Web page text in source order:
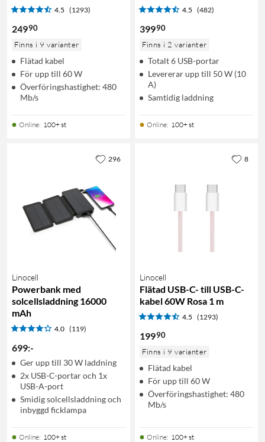
4.5 (1293)
24990
Finns i 9 varianter
Flätad kabel
För upp till 60 W
Överföringshastighet: 480
Mb/s
Online: 100+ st
4.5 (482)
39990
Finns i 2 varianter
Totalt 6 USB-portar
Levererar upp till 50 W (10
A)
Samtidig laddning
Online: 100+ st
Linocell
Powerbank med
solcellsladdning 16000
mAh
4.0 (119)
699:-
Ger upp till 30 W laddning
2x USB-C-portar och 1x
USB-A-port
Smidig solcellsladdning och
inbyggd ficklampa
Online: 100+ st
296
Linocell
Flätad USB-C- till USB-C-
kabel 60W Rosa 1 m
4.5 (1293)
19990
Finns i 9 varianter
Flätad kabel
För upp till 60 W
Överföringshastighet: 480
Mb/s
Online: 100+ st
8